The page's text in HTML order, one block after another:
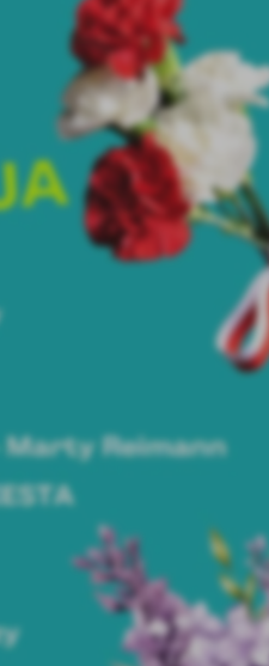
cookies lub zaakceptować je
zmiany swoich ustawień.
funkcjonowania strony internetowej i
przez nas usług.
Ciebie działania w celu m.in. dostosowania
zapamiętanie wprowadzonych przez
czy prezentowanych treści.
komfort korzystania z funkcjonalności
indywidualnych preferencji. Wyrażenie
gwarantuje dostępność większej ilości
i dostosowywać do Twoich potrzeb.